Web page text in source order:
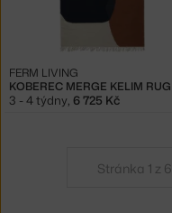
FERM LIVING
3 - 4 týdny, 6 725 Kč
Stránka 1 z 6